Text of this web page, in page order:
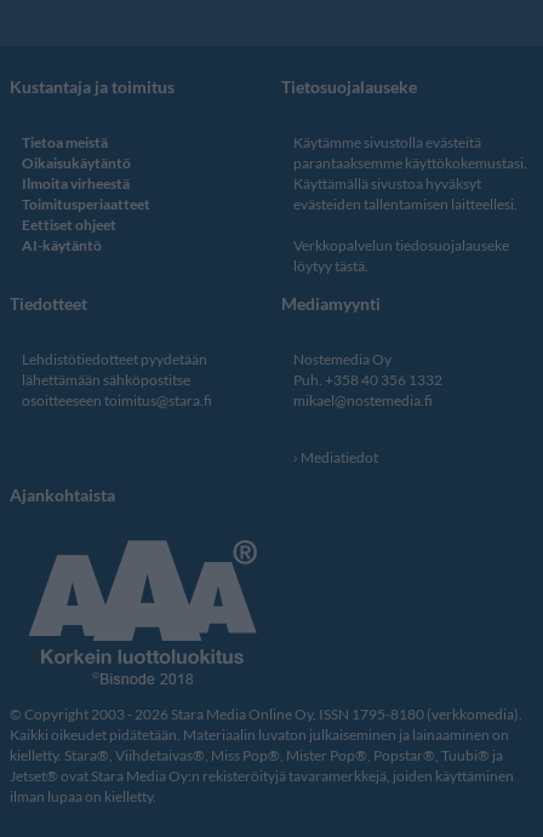
Kustantaja ja toimitus
Tietoa meistä
Oikaisukäytäntö
Ilmoita virheestä
Toimitusperiaatteet
Eettiset ohjeet
AI-käytäntö
Tietosuojalauseke
Käytämme sivustolla evästeitä
parantaaksemme käyttökokemustasi.
Käyttämällä sivustoa hyväksyt
evästeiden tallentamisen laitteellesi.
Verkkopalvelun tiedosuojalauseke
löytyy tästä
Tiedotteet
Lehdistötiedotteet pyydetään
lähettämään sähköpostitse
osoitteeseen toimitus@stara.fi
Mediamyynti
Nostemedia Oy
Puh. +358 40 356 1332
mikael@nostemedia.fi
Mediatiedot
Ajankohtaista
© Copyright 2003 - 2026 Stara Media Online Oy. ISSN 1795-8180 (verkkomedia).
Kaikki oikeudet pidätetään. Materiaalin luvaton julkaiseminen ja lainaaminen on
kielletty. Stara®, Viihdetaivas®, Miss Pop®, Mister Pop®, Popstar®, Tuubi® ja
Jetset® ovat Stara Media Oy:n rekisteröityjä tavaramerkkejä, joiden käyttäminen
ilman lupaa on kielletty.